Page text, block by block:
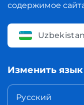
содержимое
Uzbekistan
Изменить язык
Русский